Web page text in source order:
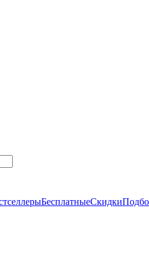
БесплатныеСкидки